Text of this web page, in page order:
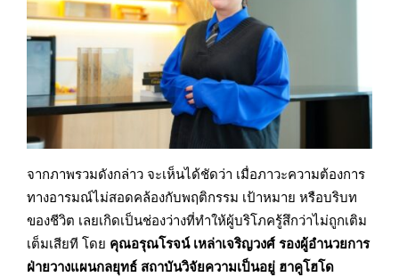
จากภาพรวมดังกล่าว จะเห็นได้ชัดว่า เมื่อภาวะความต้องการ
ทางอารมณ์ไม่สอดคล้องกับพฤติกรรม เป้าหมาย หรือบริบท
ของชีวิต เลยเกิดเป็นช่องว่างที่ทำให้ผู้บริโภครู้สึกว่าไม่ถูกเติม
เต็มเสียที โดย คุณอรุณโรจน์ เหล่าเจริญวงศ์ รองผู้อำนวยการ
ฝ่ายวางแผนกลยุทธ์ สถาบันวิจัยความเป็นอยู่ ฮาคูโฮโด